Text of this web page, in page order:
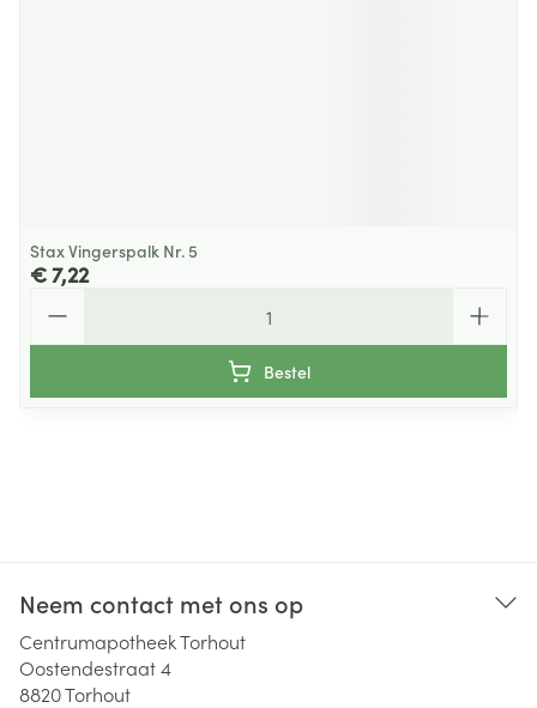
Stax Vingerspalk Nr. 5
€ 7,22
Bestel
Neem contact met ons op
Centrumapotheek Torhout
Oostendestraat 4
8820Torhout